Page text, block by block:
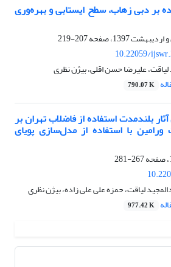
بر دبی زهاب، سطح ایستابی و بهره‌وری
207-219
10.22059/
علیرضا حسن اقلی، بیژن نظری
790.07 K
بلندمدت استفاده از فاضلاب تهران بر
با استفاده از مدل‌سازی پویای
267-281
لیاقت، حمزه علی علی زاده، بیژن نظری
977.42 K